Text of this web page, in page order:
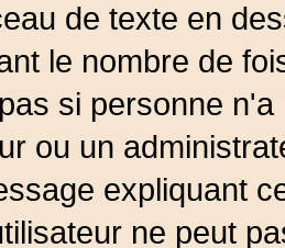
de texte en
le nombre de
si personne
ou un
expliquant
ne peut